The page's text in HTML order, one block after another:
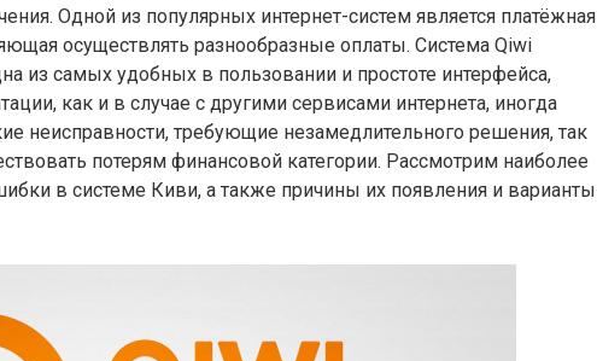
Одной из популярных интернет-систем является платёжная
осуществлять разнообразные оплаты. Система Qiwi
из самых удобных в пользовании и простоте интерфейса,
как и в случае с другими сервисами интернета, иногда
неисправности, требующие незамедлительного решения, так
потерям финансовой категории. Рассмотрим наиболее
в системе Киви, а также причины их появления и варианты